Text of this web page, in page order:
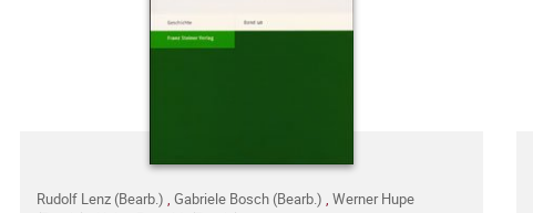
Rudolf Lenz (Bearb.) Gabriele Bosch (Bearb.) Werner Hupe